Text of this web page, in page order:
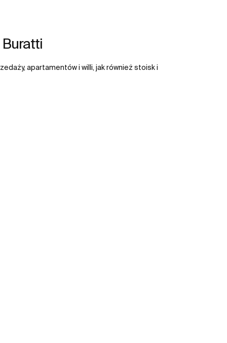
apartamentów i willi, jak również stoisk i